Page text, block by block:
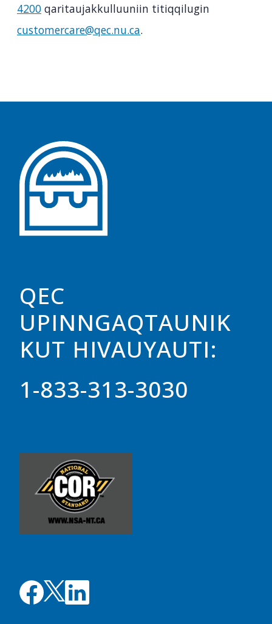
4200 qaritaujakkulluuniin titiqqilugin
customercare@qec.nu.ca.
QEC
UPINNGAQTAUNIK
KUT HIVAUYAUTI:
1-833-313-3030